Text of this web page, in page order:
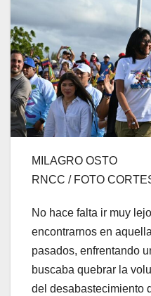
MILAGRO OSTO
RNCC / FOTO
No hace falta ir muy
encontrarnos en
pasados, enfrentando
buscaba quebrar la
del desabastecimiento